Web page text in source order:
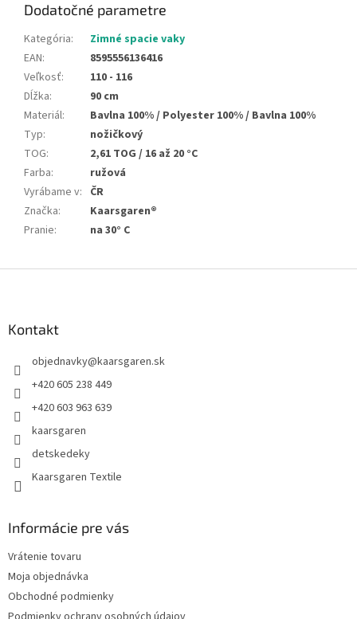
Dodatočné parametre
Kategória:
Zimné spacie vaky
EAN:
8595556136416
Veľkosť:
110 - 116
Dĺžka:
90 cm
Materiál:
Bavlna 100% / Polyester 100% / Bavlna 100%
Typ:
nožičkový
TOG:
2,61 TOG / 16 až 20 °C
Farba:
ružová
Vyrábame v: ČR
Značka:
Kaarsgaren®
Pranie: na 30° C
Kontakt
objednavky@kaarsgaren.sk
+420 605 238 449
+420 603 963 639
kaarsgaren
detskedeky
Kaarsgaren Textile
Informácie pre vás
Vrátenie tovaru
Moja objednávka
Obchodné podmienky